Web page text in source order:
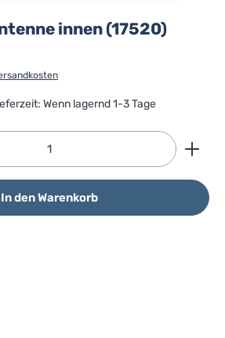
innen (17520)
Wenn lagernd 1-3 Tage
Gib den gewünschten Wert ein
In den Warenkorb